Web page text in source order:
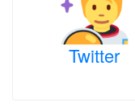
Twitter